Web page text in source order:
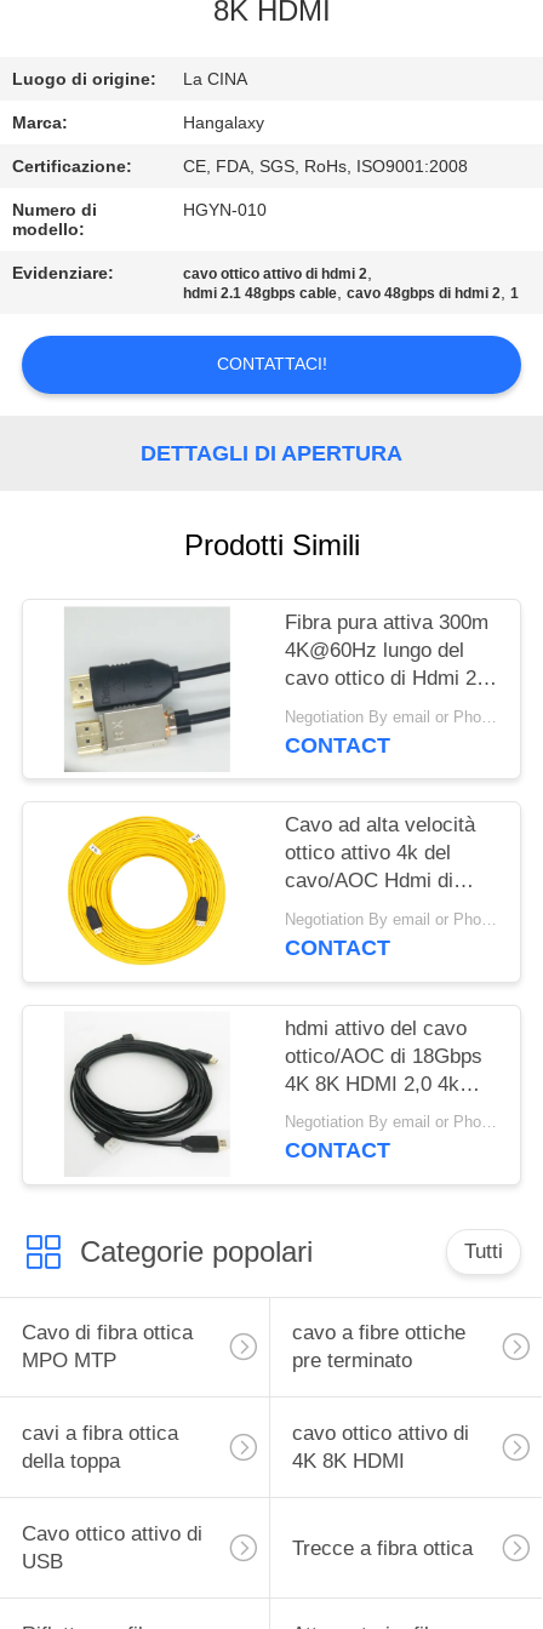
CONTROLLO
DI
QUALITÀ
CONTATTICI
UNA
CITAZIONE
DEL
PRIVACY
POLICY
8K HDMI
Luogo di origine: La CINA
Marca: Hangalaxy
Certificazione: CE, FDA, SGS, RoHs, ISO9001:2008
Numero di
modello:
HGYN-010
Evidenziare: cavo ottico attivo di hdmi 2,
hdmi 2.1 48gbps cable,cavo 48gbps di hdmi 2,1
CONTATTACI!
DETTAGLI DI APERTURA
Prodotti Simili
Fibra pura attiva 300m
4K@60Hz lungo del
cavo ottico di Hdmi 2,0
4 4 4 18Gbps
Negotiation By email or Phone Call MOQ:Dire di MOQ è 10pcs
CONTACT
Cavo ad alta velocità
ottico attivo 4k del
cavo/AOC Hdmi di
Hangalaxy 4K 8K
HDMI
Negotiation By email or Phone Call MOQ:Dire di MOQ è 10pcs
CONTACT
hdmi attivo del cavo
ottico/AOC di 18Gbps
4K 8K HDMI 2,0 4k
60hz 50 metri
Negotiation By email or Phone Call MOQ:Dire di MOQ è 10pcs
CONTACT
Categorie popolari Tutti
Cavo di fibra ottica
MPO MTP
cavo a fibre ottiche
pre terminato
cavi a fibra ottica
della toppa
cavo ottico attivo di
4K 8K HDMI
Cavo ottico attivo di
USB
Trecce a fibra ottica